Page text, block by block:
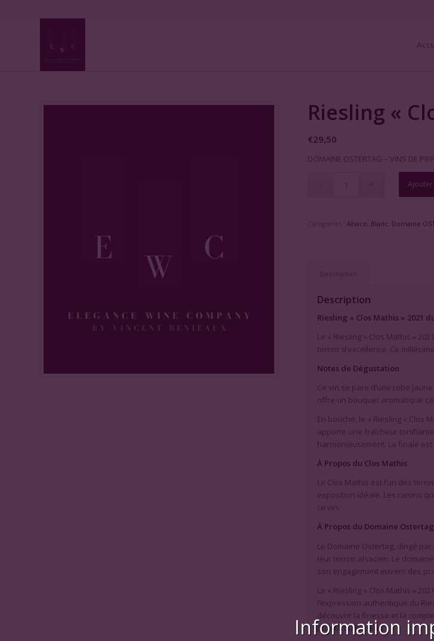
Riesling «
€29,50
DOMAINE OSTERTAG – VINS DE
Catégories :Alsace Blanc Domaine
Description
Riesling « Clos Mathis » 2021
Le « Riesling « Clos Mathis »
terroir d’excellence. Ce
Notes de Dégustation
Ce vin se pare d’une robe
offre un bouquet aromatique
En bouche, le « Riesling « Clos
apporte une fraîcheur
harmonieusement. La finale
À Propos du Clos Mathis
Le Clos Mathis est l’un des
exposition idéale. Les raisins
ce vin.
À Propos du Domaine Ostertag
Le Domaine Ostertag, dirigé
leur terroir alsacien. Le
son engagement envers des
Le « Riesling « Clos Mathis »
l’expression authentique du
découvrir la finesse et la
pureté du Riesling.
Information